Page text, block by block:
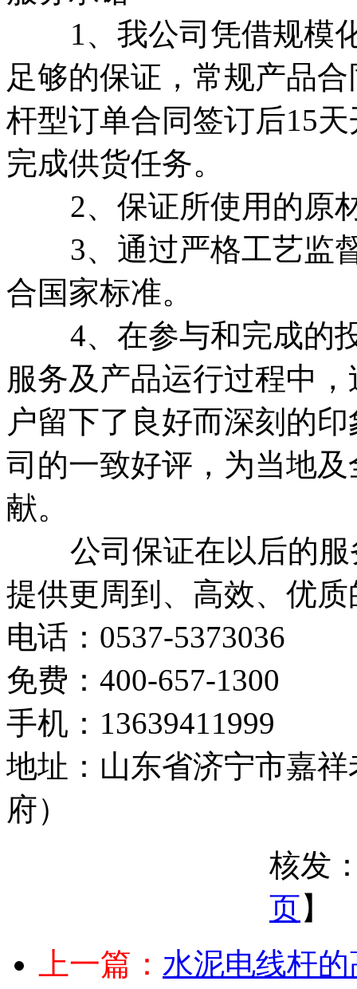
1、我公司凭借规模化
足够的保证，常规产品
杆型订单合同签订后15
完成供货任务。
2、保证所使用的原
3、通过严格工艺监督
合国家标准。
4、在参与和完成的投
服务及产品运行过程中
户留下了良好而深刻的
司的一致好评，为当地
献。
公司保证在以后的服
提供更周到、高效、优
电话：0537-5373036
免费：400-657-1300
手机：13639411999
地址：山东省济宁市嘉
府）
核发
页】
上一篇： 水泥电线杆